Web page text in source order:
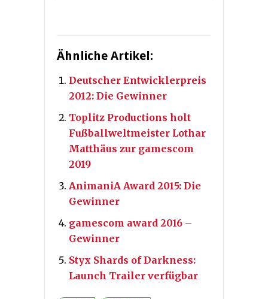
Ähnliche Artikel:
Deutscher Entwicklerpreis
2012: Die Gewinner
Toplitz Productions holt
Fußballweltmeister Lothar
Matthäus zur gamescom
2019
AnimaniA Award 2015: Die
Gewinner
gamescom award 2016 –
Gewinner
Styx Shards of Darkness:
Launch Trailer verfügbar